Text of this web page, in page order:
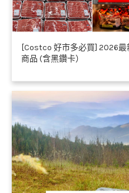
[Costco 好市多必買] 2026
商品 (含黑鑽卡）